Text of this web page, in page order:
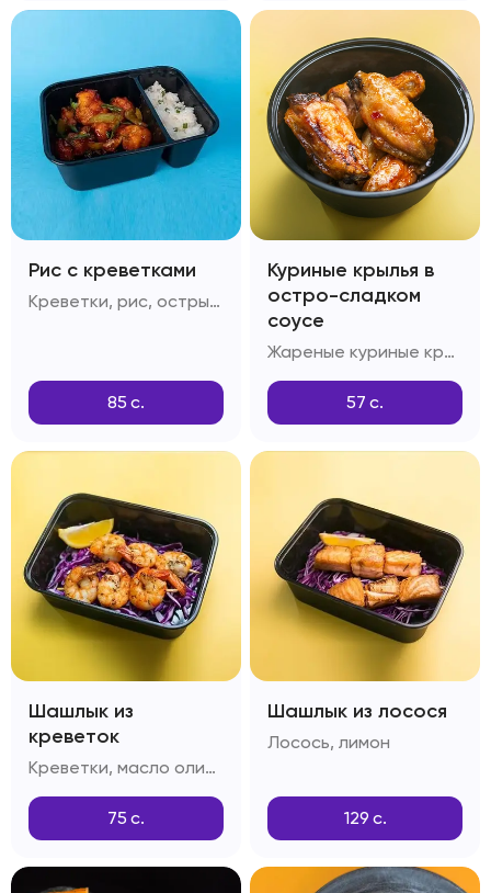
Рис с креветками
Креветки, рис, острый перец, лук репчатый, фирменный соус для креветок с рисом
85 с.
Куриные крылья в
остро-сладком
соусе
Жареные куриные крылья, соус Свит-чили, соус Ширачи
57 с.
Шашлык из
креветок
Креветки, масло оливковое, чеснок, тимьян
75 с.
Шашлык из лосося
Лосось, лимон
129 с.